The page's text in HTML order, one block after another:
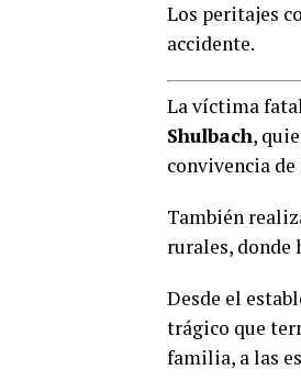
Los peritajes
accidente.
La víctima
Shulbach,
convivencia
También
rurales, donde
Desde el
trágico que
familia, a las